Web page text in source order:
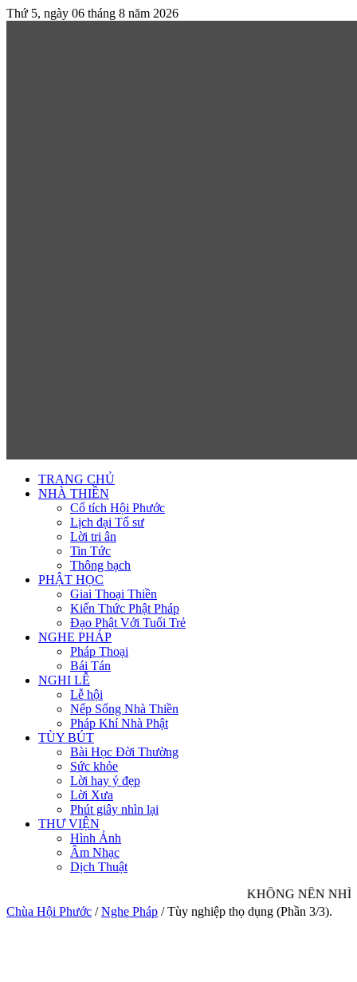
Thứ 5, ngày 06 tháng 8 năm 2026
TRANG CHỦ
NHÀ THIỀN
Cổ tích Hội Phước
Lịch đại Tổ sư
Lời tri ân
Tin Tức
Thông bạch
PHẬT HỌC
Giai Thoại Thiền
Kiến Thức Phật Pháp
Đạo Phật Với Tuổi Trẻ
NGHE PHÁP
Pháp Thoại
Bái Tán
NGHI LỄ
Lễ hội
Nếp Sống Nhà Thiền
Pháp Khí Nhà Phật
TÙY BÚT
Bài Học Đời Thường
Sức khỏe
Lời hay ý đẹp
Lời Xưa
Phút giây nhìn lại
THƯ VIỆN
Hình Ảnh
Âm Nhạc
Dịch Thuật
KHÔNG NÊN
Chùa Hội Phước / Nghe Pháp / Tùy nghiệp thọ dụng (Phần 3/3).